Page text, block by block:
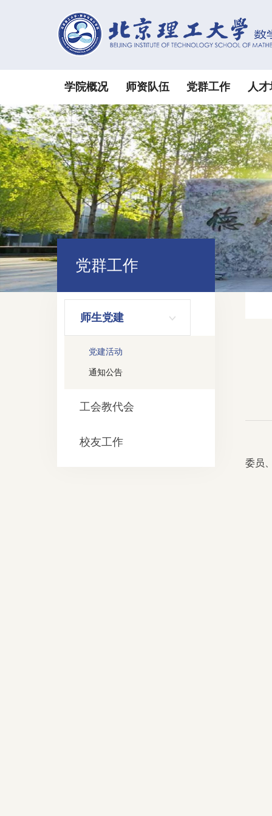
学院概况 师资队伍 党群工作 人
党群工作
师生党建
党建活动
通知公告
工会教代会
校友工作
委员